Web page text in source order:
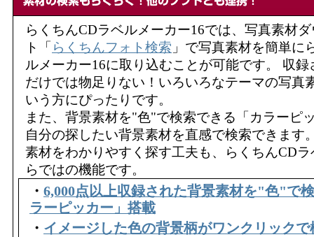
らくちんCDラベルメーカー16では、写真素材
ト「 らくちんフォト検索 」で写真素材を簡単に
ルメーカー16に取り込むことが可能です。 収
だけでは物足りない！いろいろなテーマの写真
いう方にぴったりです。
また、背景素材を"色"で検索できる「カラーピ
自分の探したい背景素材を直感で検索できます
素材をわかりやすく探す工夫も、らくちんCD
らではの機能です。
・ 6,000点以上収録された背景素材を"色"で
ラーピッカー」搭載
・ イメージした色の背景柄がワンクリック